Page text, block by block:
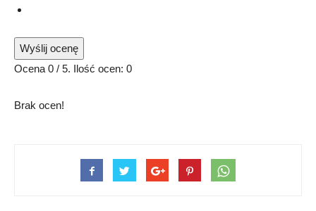
Wyślij ocenę
Ocena 0 / 5. Ilość ocen: 0
Brak ocen!